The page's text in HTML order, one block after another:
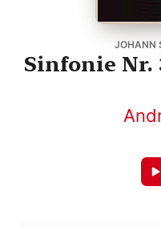
JOHANN
Sinfonie Nr.